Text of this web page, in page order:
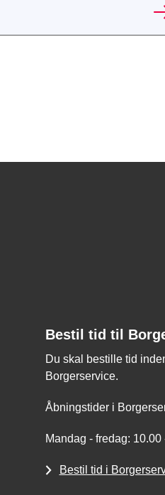
Bestil tid til
Du skal bestille tid
Borgerservice.
Åbningstider i
Mandag - fredag: 10.00
Bestil tid i